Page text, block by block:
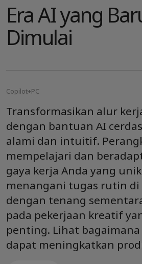
Era AI yang
Dimulai
Copilot+PC
Transformasikan alur
dengan bantuan AI
alami dan intuitif.
mempelajari dan
gaya kerja Anda yang
menangani tugas rutin di
dengan tenang
pada pekerjaan kreatif
penting. Lihat bagaimana
dapat meningkatkan